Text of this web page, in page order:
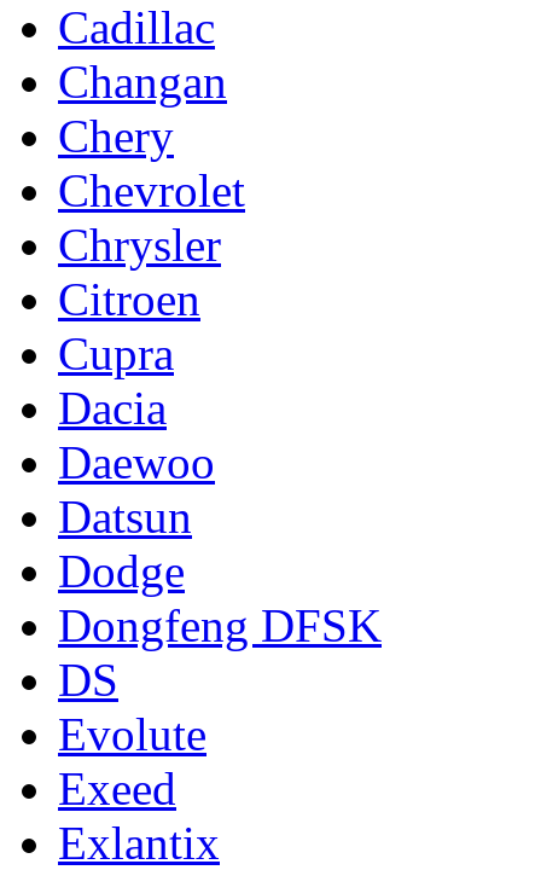
Cadillac
Changan
Chery
Chevrolet
Chrysler
Citroen
Cupra
Dacia
Daewoo
Datsun
Dodge
Dongfeng DFSK
DS
Evolute
Exeed
Exlantix